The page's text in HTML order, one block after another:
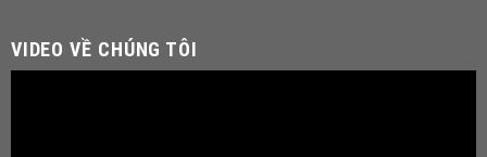
VIDEO VỀ CHÚNG TÔI